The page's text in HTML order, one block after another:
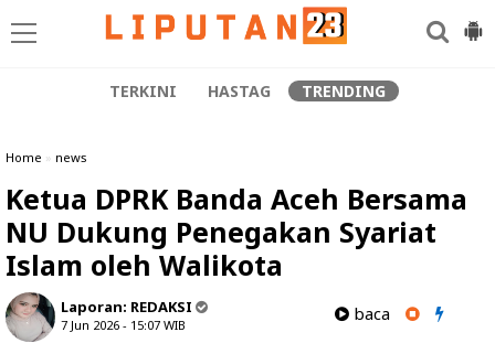
TERKINI HASTAG TRENDING
Home » news
Ketua DPRK Banda Aceh Bersama
NU Dukung Penegakan Syariat
Islam oleh Walikota
Laporan: REDAKSI
7 Jun 2026 - 15:07 WIB
baca